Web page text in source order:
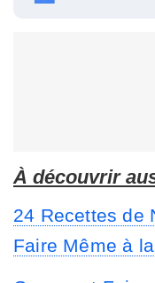
À découvrir
24 Recettes de
Faire Même à